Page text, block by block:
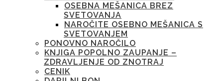
OSEBNA MEŠANICA BREZ
SVETOVANJA
NAROČITE OSEBNO MEŠANICA S
SVETOVANJEM
PONOVNO NAROČILO
KNJIGA POPOLNO ZAUPANJE –
ZDRAVLJENJE OD ZNOTRAJ
CENIK